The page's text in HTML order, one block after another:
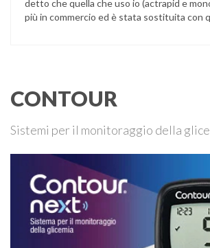
detto che quella che uso io (actrapid e
più in commercio ed è stata sostituita con
CONTOUR
Sistemi per il monitoraggio della